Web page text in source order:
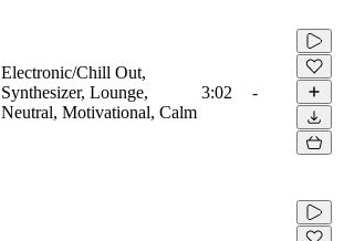
Electronic/Chill Out,
Synthesizer, Lounge,
Neutral, Motivational, Calm
3:02 -